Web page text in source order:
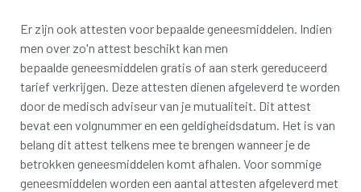
Er zijn ook attesten voor bepaalde geneesmiddelen. Indien
men over zo'n attest beschikt kan men
bepaalde geneesmiddelen gratis of aan sterk gereduceerd
tarief verkrijgen. Deze attesten dienen afgeleverd te worden
door de medisch adviseur van je mutualiteit. Dit attest
bevat een volgnummer en een geldigheidsdatum. Het is van
belang dit attest telkens mee te brengen wanneer je de
betrokken geneesmiddelen komt afhalen. Voor sommige
geneesmiddelen worden een aantal attesten afgeleverd met